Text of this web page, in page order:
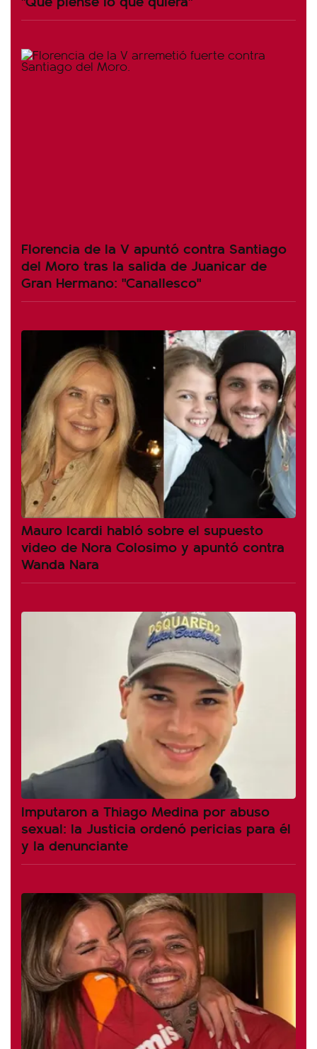
Florencia de la V apuntó contra Santiago
del Moro tras la salida de Juanicar de
Gran Hermano: "Canallesco"
Mauro Icardi habló sobre el supuesto
video de Nora Colosimo y apuntó contra
Wanda Nara
Imputaron a Thiago Medina por abuso
sexual: la Justicia ordenó pericias para él
y la denunciante